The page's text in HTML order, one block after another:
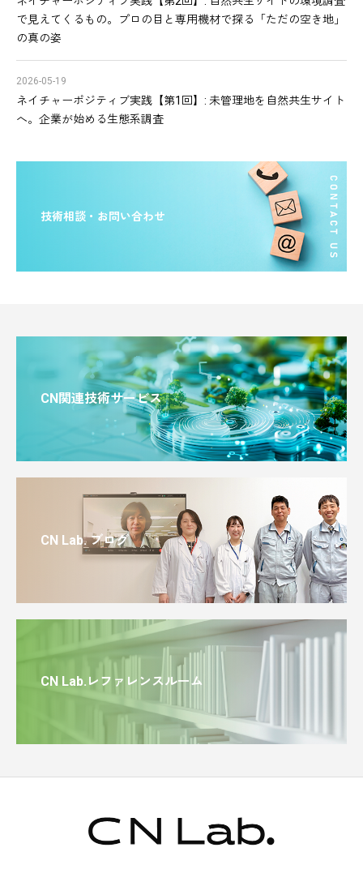
で見えてくるもの。プロの目と専用機材で探る「ただの空き地」
の真の姿
ネイチャーポジティブ実践【第1回】: 未管理地を自然共生サイト
へ。企業が始める生態系調査
2026-05-19
技術相談・お問い合わせ
CN関連技術サービス
CN Lab. ブログ
CN Lab.レファレンスルーム